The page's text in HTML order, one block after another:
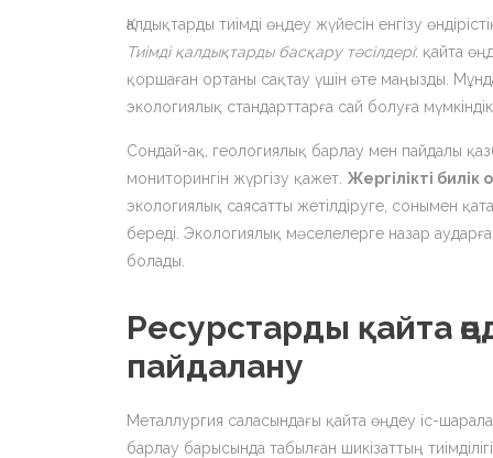
Қалдықтарды тиімді өңдеу жүйесін енгізу
Тиімді қалдықтарды басқару тәсілдері: қайта
қоршаған ортаны сақтау үшін өте маңызды.
экологиялық стандарттарға сай болуға
Сондай-ақ, геологиялық барлау мен пайдалы
мониторингін жүргізу қажет. Жергілікті
экологиялық саясатты жетілдіруге, сонымен
береді. Экологиялық мәселелерге назар
болады.
Ресурстарды қайта
пайдалану
Металлургия саласындағы қайта өңдеу іс-
барлау барысында табылған шикізаттың